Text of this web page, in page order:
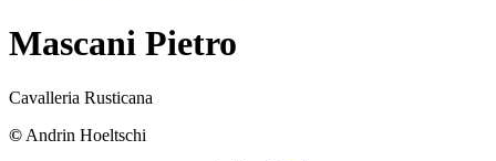
Mascani Pietro
Cavalleria Rusticana
© Andrin Hoeltschi